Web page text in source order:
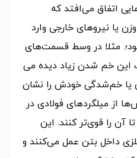
اتفاق می‌افتد که
یا نیروهای خارجی وارد
مثلا در وسط قسمت‌های
خم شدن زیاد دیده می
یا خم‌شدگی خودش را نشان
از میلگردهای فولادی در
آن را قوی‌تر کنند. این
داخل بتن عمل می‌کنند و